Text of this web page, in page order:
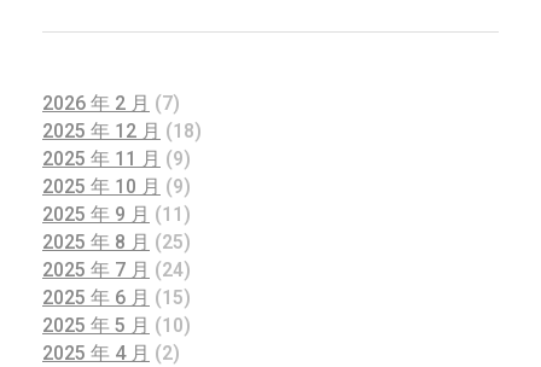
2026 年 2 月 (7)
2025 年 12 月 (18)
2025 年 11 月 (9)
2025 年 10 月 (9)
2025 年 9 月 (11)
2025 年 8 月 (25)
2025 年 7 月 (24)
2025 年 6 月 (15)
2025 年 5 月 (10)
2025 年 4 月 (2)